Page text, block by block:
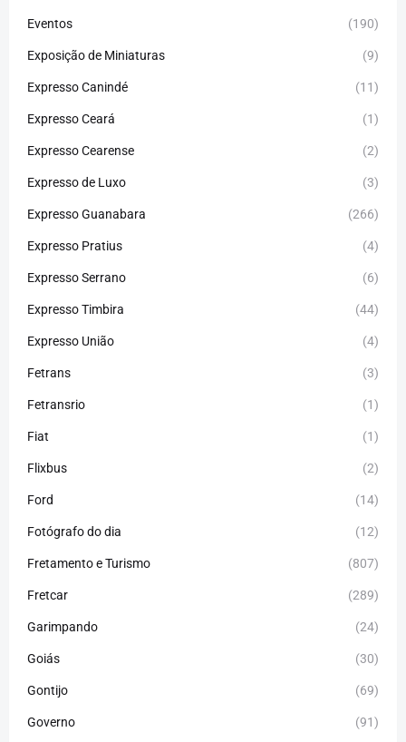
Eventos (190)
Exposição de Miniaturas (9)
Expresso Canindé (11)
Expresso Ceará (1)
Expresso Cearense (2)
Expresso de Luxo (3)
Expresso Guanabara (266)
Expresso Pratius (4)
Expresso Serrano (6)
Expresso Timbira (44)
Expresso União (4)
Fetrans (3)
Fetransrio (1)
Fiat (1)
Flixbus (2)
Ford (14)
Fotógrafo do dia (12)
Fretamento e Turismo (807)
Fretcar (289)
Garimpando (24)
Goiás (30)
Gontijo (69)
Governo (91)